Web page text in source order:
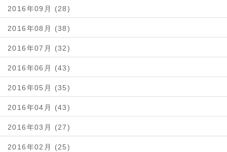
2016年09月 (28)
2016年08月 (38)
2016年07月 (32)
2016年06月 (43)
2016年05月 (35)
2016年04月 (43)
2016年03月 (27)
2016年02月 (25)